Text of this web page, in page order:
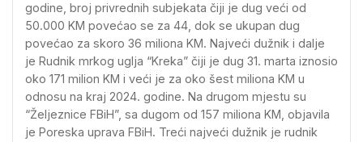
godine, broj privrednih subjekata čiji je dug veći od
50.000 KM povećao se za 44, dok se ukupan dug
povećao za skoro 36 miliona KM. Najveći dužnik i dalje
je Rudnik mrkog uglja “Kreka” čiji je dug 31. marta iznosio
oko 171 milion KM i veći je za oko šest miliona KM u
odnosu na kraj 2024. godine. Na drugom mjestu su
“Željeznice FBiH”, sa dugom od 157 miliona KM, objavila
je Poreska uprava FBiH. Treći najveći dužnik je rudnik